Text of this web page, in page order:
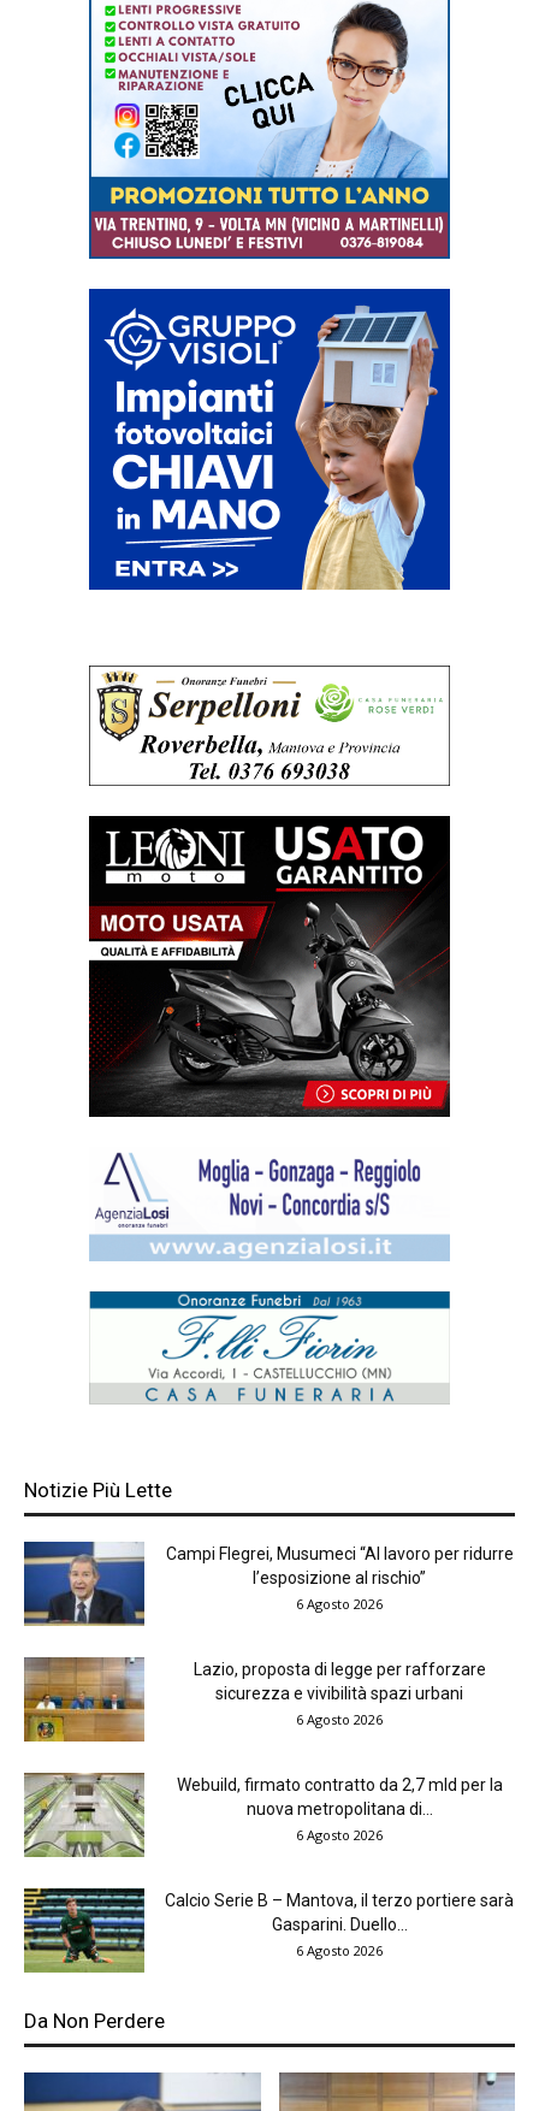
Notizie Più Lette
Campi Flegrei, Musumeci “Al lavoro per ridurre
l’esposizione al rischio”
6 Agosto 2026
Lazio, proposta di legge per rafforzare
sicurezza e vivibilità spazi urbani
6 Agosto 2026
Webuild, firmato contratto da 2,7 mld per la
nuova metropolitana di...
6 Agosto 2026
Calcio Serie B – Mantova, il terzo portiere sarà
Gasparini. Duello...
6 Agosto 2026
Da Non Perdere